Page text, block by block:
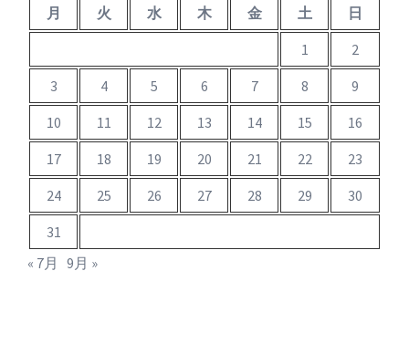
月 火 水 木 金 土
日
1
2
3
4 5 6 7 8
9
10
11 12 13 14 15
16
17
18 19 20 21 22
23
24
25 26 27 28 29
30
31
« 7月 9月 »